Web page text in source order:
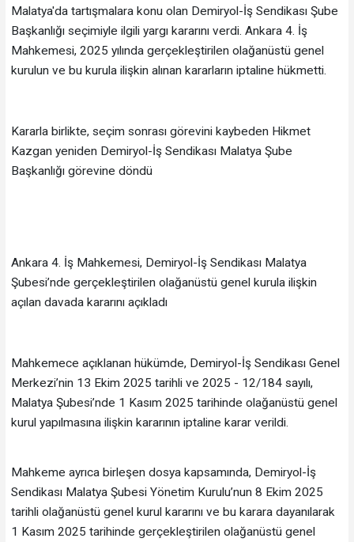
Malatya'da tartışmalara konu olan Demiryol-İş Sendikası Şube
Başkanlığı seçimiyle ilgili yargı kararını verdi. Ankara 4. İş
Mahkemesi, 2025 yılında gerçekleştirilen olağanüstü genel
kurulun ve bu kurula ilişkin alınan kararların iptaline hükmetti.
Kararla birlikte, seçim sonrası görevini kaybeden Hikmet
Kazgan yeniden Demiryol-İş Sendikası Malatya Şube
Başkanlığı görevine döndü
Ankara 4. İş Mahkemesi, Demiryol-İş Sendikası Malatya
Şubesi’nde gerçekleştirilen olağanüstü genel kurula ilişkin
açılan davada kararını açıkladı
Mahkemece açıklanan hükümde, Demiryol-İş Sendikası Genel
Merkezi’nin 13 Ekim 2025 tarihli ve 2025 - 12/184 sayılı,
Malatya Şubesi’nde 1 Kasım 2025 tarihinde olağanüstü genel
kurul yapılmasına ilişkin kararının iptaline karar verildi.
Mahkeme ayrıca birleşen dosya kapsamında, Demiryol-İş
Sendikası Malatya Şubesi Yönetim Kurulu’nun 8 Ekim 2025
tarihli olağanüstü genel kurul kararını ve bu karara dayanılarak
1 Kasım 2025 tarihinde gerçekleştirilen olağanüstü genel